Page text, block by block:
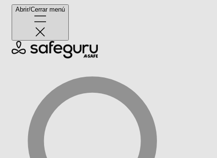
Abrir/Cerrar menú